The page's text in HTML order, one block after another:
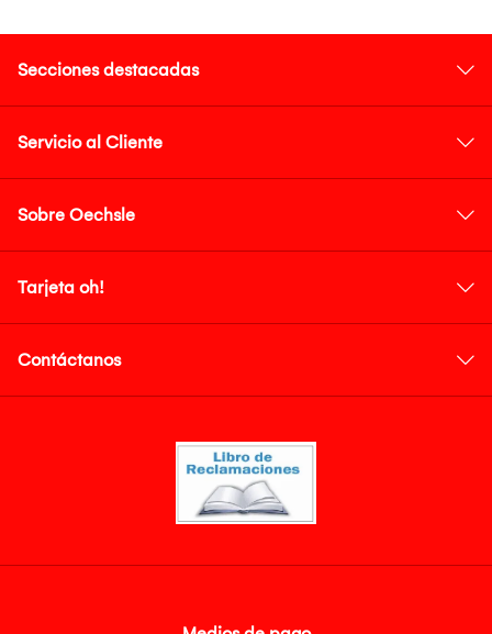
Secciones destacadas
Servicio al Cliente
Sobre Oechsle
Tarjeta oh!
Contáctanos